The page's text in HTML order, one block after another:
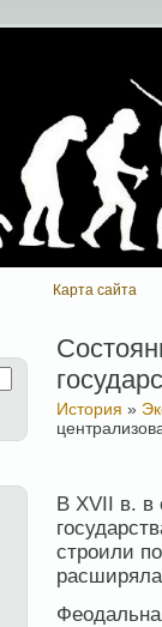
Карта сайта
История »
В XVII в. в
строили